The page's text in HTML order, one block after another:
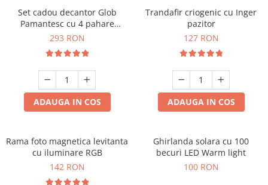
Set cadou decantor Glob
Pamantesc cu 4 pahare
Deluxe
293 RON
ADAUGA IN COS
Trandafir criogenic cu Inger
pazitor
127 RON
ADAUGA IN COS
Rama foto magnetica levitanta
cu iluminare RGB
142 RON
Ghirlanda solara cu 100
becuri LED Warm light
100 RON